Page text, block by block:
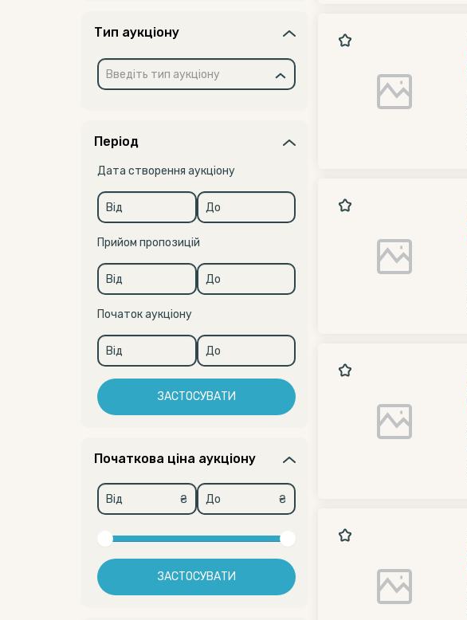
Тип аукціону
Введіть тип аукціону
Період
Дата створення аукціону
Прийом пропозицій
Початок аукціону
ЗАСТОСУВАТИ
Початкова ціна аукціону
₴ ₴
ЗАСТОСУВАТИ